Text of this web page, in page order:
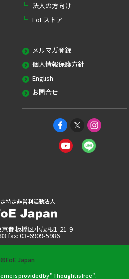
法人の方向け
FoEストア
メルマガ登録
個人情報保護方針
English
お問合せ
特定非営利活動法人
都板橋区小茂根1-21-9
fax: 03-6909-5986
©FoE Japan
is provided by "Thought is free".